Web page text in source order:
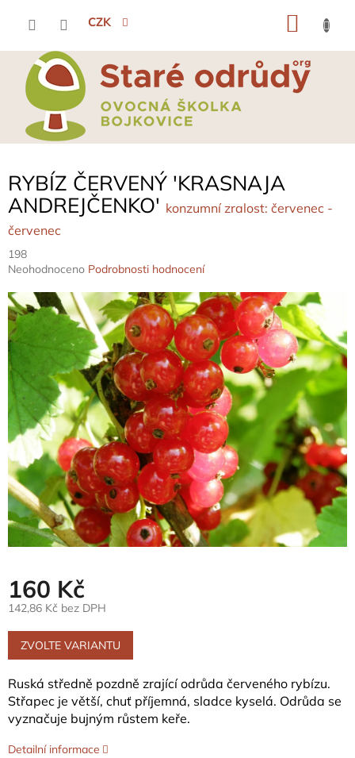
CZK
RYBÍZ ČERVENÝ 'KRASNAJA
ANDREJČENKO' konzumní zralost: červenec -
červenec
198
Průměrné
produktu
je
0,0
z
5
hvězdiček.
Neohodnoceno Podrobnosti hodnocení
160 Kč
142,86 Kč bez DPH
Měrná
cena:
ZVOLTE VARIANTU
Ruská středně pozdně zrající odrůda červeného rybízu.
Střapec je větší, chuť příjemná, sladce kyselá. Odrůda se
vyznačuje bujným růstem keře.
Detailní informace